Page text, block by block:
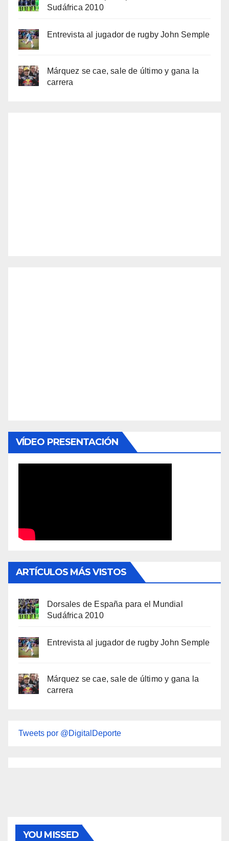
Sudáfrica 2010
Entrevista al jugador de rugby John Semple
Márquez se cae, sale de último y gana la
carrera
VÍDEO PRESENTACIÓN
ARTÍCULOS MÁS VISTOS
Dorsales de España para el Mundial
Sudáfrica 2010
Entrevista al jugador de rugby John Semple
Márquez se cae, sale de último y gana la
carrera
Tweets por @DigitalDeporte
YOU MISSED